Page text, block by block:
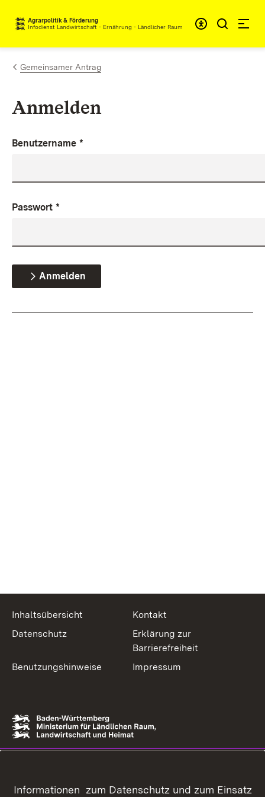
Zum Inhalt springen
Agrarpolitik & Förderung
Infodienst Landwirtschaft - Ernährung - Ländlicher Raum
Gemeinsamer Antrag
Anmelden
Benutzername *
Passwort *
Anmelden
Inhaltsübersicht
Kontakt
Datenschutz
Erklärung zur
Barrierefreiheit
Benutzungshinweise
Impressum
Informationen zum Datenschutz und zum Einsatz